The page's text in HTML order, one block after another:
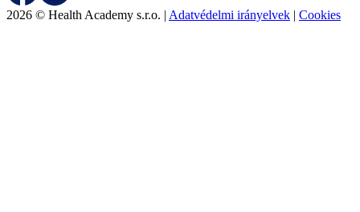
2026 © Health Academy s.r.o. | Adatvédelmi irányelvek | Cookies